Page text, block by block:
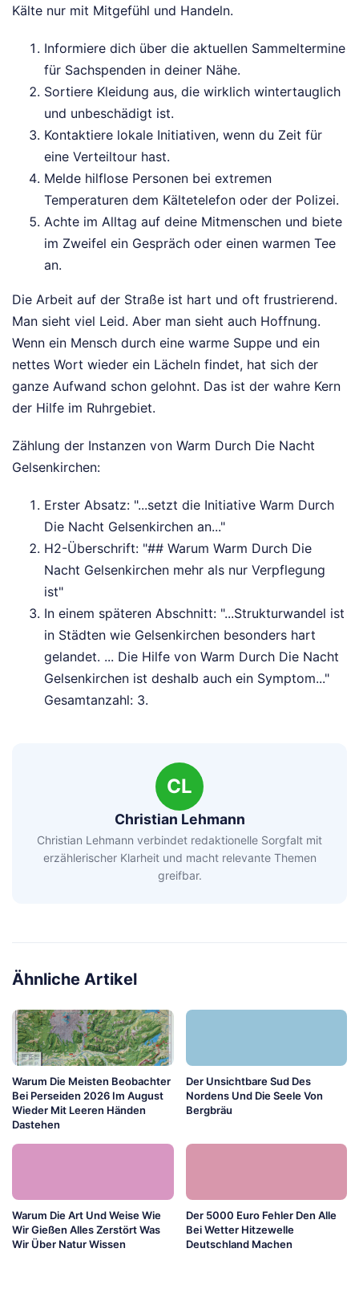
Kälte nur mit Mitgefühl und Handeln.
Informiere dich über die aktuellen Sammeltermine
für Sachspenden in deiner Nähe.
Sortiere Kleidung aus, die wirklich wintertauglich
und unbeschädigt ist.
Kontaktiere lokale Initiativen, wenn du Zeit für
eine Verteiltour hast.
Melde hilflose Personen bei extremen
Temperaturen dem Kältetelefon oder der Polizei.
Achte im Alltag auf deine Mitmenschen und biete
im Zweifel ein Gespräch oder einen warmen Tee
an.
Die Arbeit auf der Straße ist hart und oft frustrierend.
Man sieht viel Leid. Aber man sieht auch Hoffnung.
Wenn ein Mensch durch eine warme Suppe und ein
nettes Wort wieder ein Lächeln findet, hat sich der
ganze Aufwand schon gelohnt. Das ist der wahre Kern
der Hilfe im Ruhrgebiet.
Zählung der Instanzen von Warm Durch Die Nacht
Gelsenkirchen:
Erster Absatz: "...setzt die Initiative Warm Durch
Die Nacht Gelsenkirchen an..."
H2-Überschrift: "## Warum Warm Durch Die
Nacht Gelsenkirchen mehr als nur Verpflegung
ist"
In einem späteren Abschnitt: "...Strukturwandel ist
in Städten wie Gelsenkirchen besonders hart
gelandet. ... Die Hilfe von Warm Durch Die Nacht
Gelsenkirchen ist deshalb auch ein Symptom..."
Gesamtanzahl: 3.
CL
Christian Lehmann
Christian Lehmann verbindet redaktionelle Sorgfalt mit
erzählerischer Klarheit und macht relevante Themen
greifbar.
Ähnliche Artikel
Warum Die Meisten Beobachter
Bei Perseiden 2026 Im August
Wieder Mit Leeren Händen
Dastehen
Der Unsichtbare Sud Des
Nordens Und Die Seele Von
Bergbräu
Warum Die Art Und Weise Wie
Wir Gießen Alles Zerstört Was
Wir Über Natur Wissen
Der 5000 Euro Fehler Den Alle
Bei Wetter Hitzewelle
Deutschland Machen